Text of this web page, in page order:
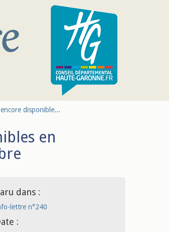
disponible...
en
dans :
lettre n°240
: